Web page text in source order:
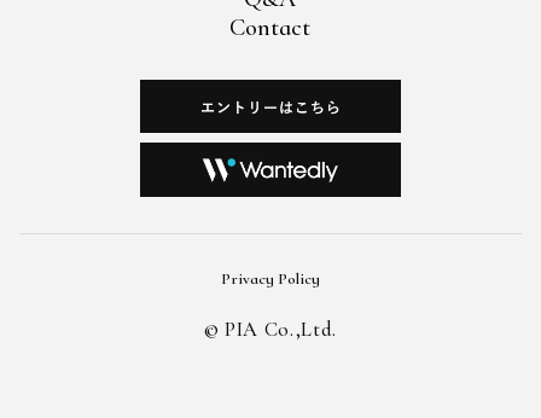
Contact
Privacy Policy
©︎ PIA Co.,Ltd.